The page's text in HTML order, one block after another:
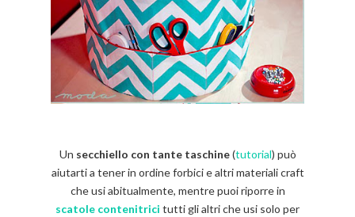
Un secchiello con tante taschine(tutorial) può
aiutarti a tener in ordine forbici e altri materiali craft
che usi abitualmente, mentre puoi riporre in
scatole contenitrici tutti gli altri che usi solo per